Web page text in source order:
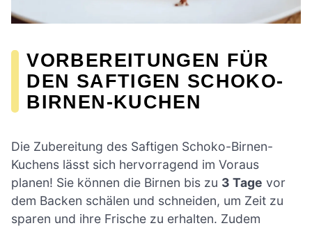
VORBEREITUNGEN FÜR
DEN SAFTIGEN SCHOKO-
BIRNEN-KUCHEN
Die Zubereitung des Saftigen Schoko-Birnen-
Kuchens lässt sich hervorragend im Voraus
planen! Sie können die Birnen bis zu 3 Tage vor
dem Backen schälen und schneiden, um Zeit zu
sparen und ihre Frische zu erhalten. Zudem